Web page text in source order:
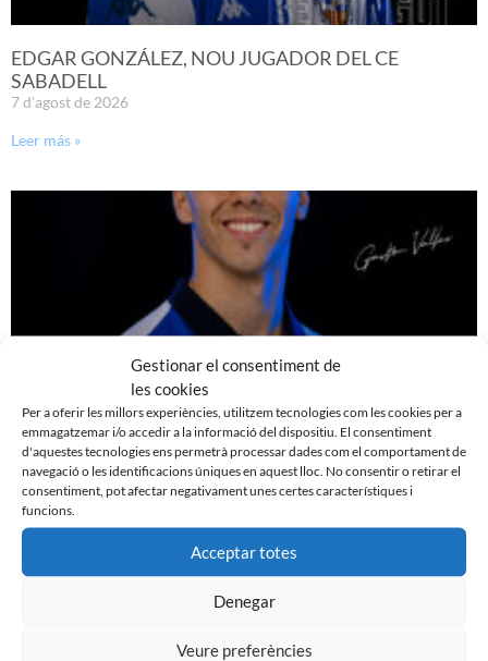
Gestionar el consentiment de
les cookies
Per a oferir les millors experiències, utilitzem tecnologies com les cookies per a
emmagatzemar i/o accedir a la informació del dispositiu. El consentiment
d'aquestes tecnologies ens permetrà processar dades com el comportament de
navegació o les identificacions úniques en aquest lloc. No consentir o retirar el
consentiment, pot afectar negativament unes certes característiques i
funcions.
Acceptar totes
Denegar
Veure preferències
EDGAR GONZÁLEZ, NOU JUGADOR DEL CE
SABADELL
7 d'agost de 2026
Leer más »
GASTÓN VALLES, NOU JUGADOR DEL CE SABADELL
30 de juliol de 2026
Leer más »